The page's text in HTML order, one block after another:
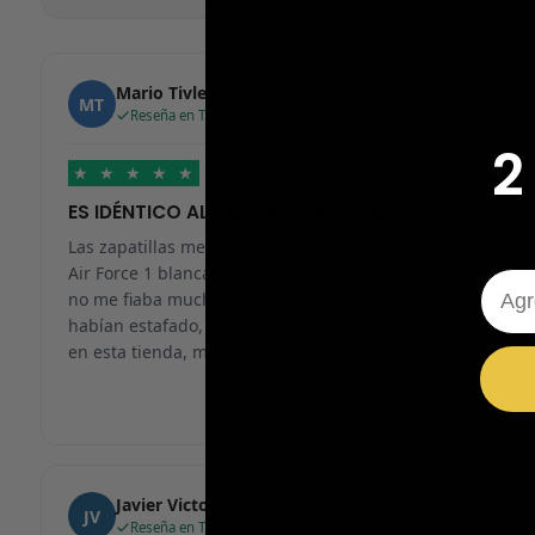
MT Mario Tivlea
Reseña en Trustpilot
★ ★ ★ ★ ★
ES IDÉNTICO AL ORIGINAL, RECOMENDABLE
Las zapatillas me han llegado en 24h, me pedí unas
Air Force 1 blancas y han llegado genial. Al principio
no me fiaba mucho ya que en muchos sitios me
habían estafado, pero a partir de ahora solo compraré
en esta tienda, muchas gracias.
JV Javier Victorio
Reseña en Trustpilot
Email